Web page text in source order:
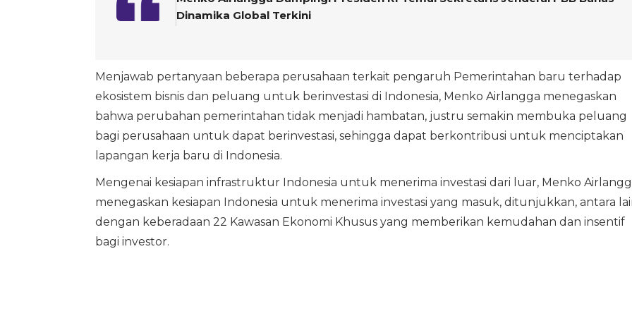
Dinamika Global Terkini
Menjawab pertanyaan beberapa perusahaan terkait pengaruh Pemerintahan baru terhadap
ekosistem bisnis dan peluang untuk berinvestasi di Indonesia, Menko Airlangga menegaskan
bahwa perubahan pemerintahan tidak menjadi hambatan, justru semakin membuka peluang
bagi perusahaan untuk dapat berinvestasi, sehingga dapat berkontribusi untuk menciptakan
lapangan kerja baru di Indonesia.
Mengenai kesiapan infrastruktur Indonesia untuk menerima investasi dari luar, Menko
menegaskan kesiapan Indonesia untuk menerima investasi yang masuk, ditunjukkan, antara
dengan keberadaan 22 Kawasan Ekonomi Khusus yang memberikan kemudahan dan insentif
bagi investor.